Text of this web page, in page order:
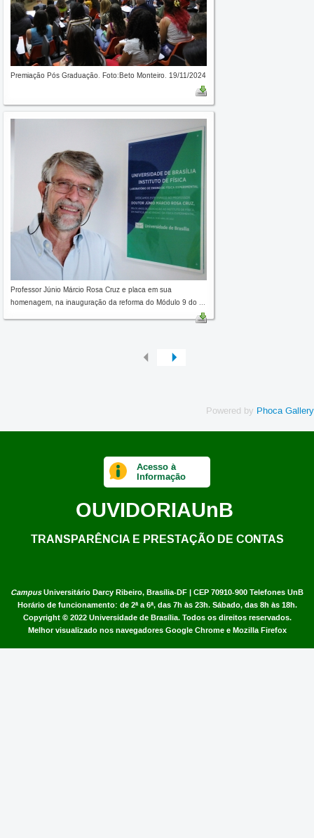
Premiação Pós Graduação. Foto:Beto Monteiro. 19/11/2024
Professor Júnio Márcio Rosa Cruz e placa em sua
homenagem, na inauguração da reforma do Módulo 9 do ...
Powered by Phoca Gallery
CampusUniversitário Darcy Ribeiro, Brasília-DF | CEP 70910-900 Telefones UnB
Horário de funcionamento: de 2ª a 6ª, das 7h às 23h. Sábado, das 8h às 18h.
Copyright © 2022 Universidade de Brasília. Todos os direitos reservados.
Melhor visualizado nos navegadores Google Chrome e Mozilla Firefox
Acesso à
Informação
OUVIDORIAUnB
TRANSPARÊNCIA E PRESTAÇÃO DE CONTAS